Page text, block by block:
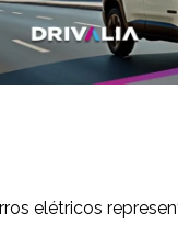
elétricos